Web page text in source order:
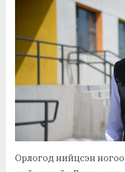
Орлогод нийцсэн